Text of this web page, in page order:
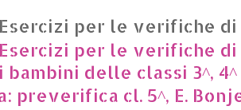
Esercizi per le verifiche
Esercizi per le verifiche
i bambini delle classi 3^,
preverifica cl. 5^, E.